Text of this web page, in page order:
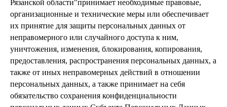
Рязанской области"принимает необходимые правовые,
организационные и технические меры или обеспечивает
их принятие для защиты персональных данных от
неправомерного или случайного доступа к ним,
уничтожения, изменения, блокирования, копирования,
предоставления, распространения персональных данных, а
также от иных неправомерных действий в отношении
персональных данных, а также принимает на себя
обязательство сохранения конфиденциальности